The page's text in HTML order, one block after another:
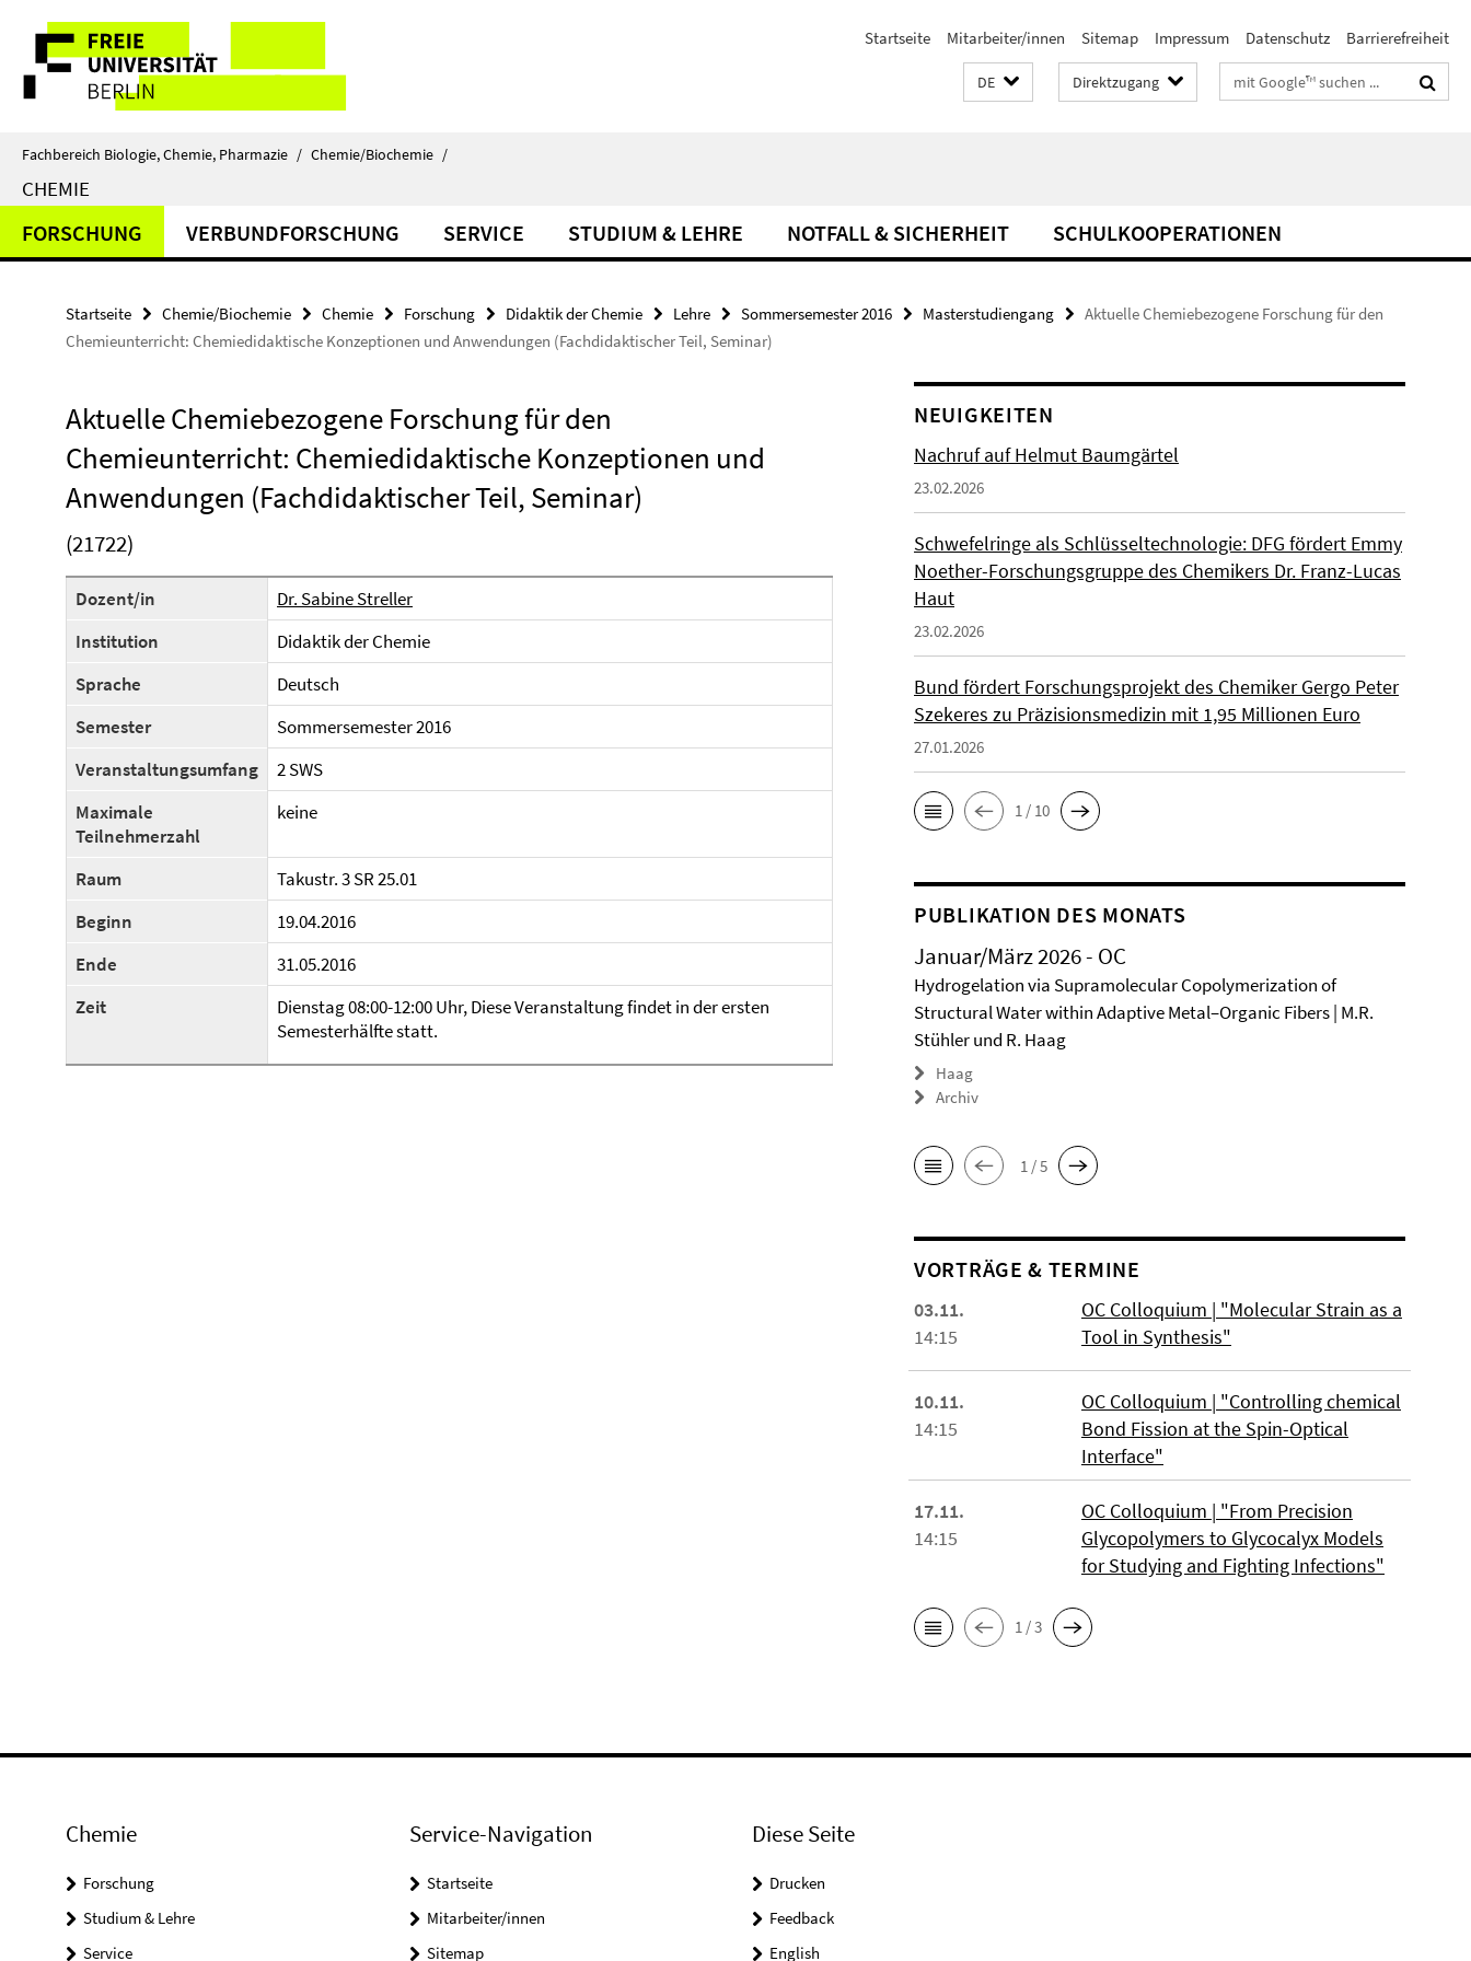
direkt
Inhalt
Service-
Navigation
Startseite Mitarbeiter/innen Sitemap Impressum Datenschutz Barrierefreiheit
DE Direktzugang Suchbegriffe
Fachbereich Biologie, Chemie, Pharmazie / Chemie/Biochemie /
CHEMIE
FORSCHUNG VERBUNDFORSCHUNG SERVICE STUDIUM & LEHRE NOTFALL & SICHERHEIT SCHULKOOPERATIONEN
Startseite Chemie/Biochemie Chemie Forschung Didaktik der Chemie Lehre Sommersemester 2016 Masterstudiengang
Aktuelle Chemiebezogene Forschung für den
Chemieunterricht: Chemiedidaktische Konzeptionen und Anwendungen (Fachdidaktischer Teil, Seminar)
Aktuelle Chemiebezogene Forschung für den
Chemieunterricht: Chemiedidaktische Konzeptionen und
Anwendungen (Fachdidaktischer Teil, Seminar)
(21722)
Dozent/in
Dr. Sabine Streller
Institution
Didaktik der Chemie
Sprache
Deutsch
Semester
Sommersemester 2016
Veranstaltungsumfang
2 SWS
Maximale
Teilnehmerzahl
keine
Raum
Takustr. 3 SR 25.01
Beginn
19.04.2016
Ende
31.05.2016
Zeit
Dienstag 08:00-12:00 Uhr, Diese Veranstaltung findet in der ersten
Semesterhälfte statt.
NEUIGKEITEN
Nachruf auf Helmut Baumgärtel
23.02.2026
Schwefelringe als Schlüsseltechnologie: DFG fördert Emmy
Noether-Forschungsgruppe des Chemikers Dr. Franz-Lucas
Haut
23.02.2026
Bund fördert Forschungsprojekt des Chemiker Gergo Peter
Szekeres zu Präzisionsmedizin mit 1,95 Millionen Euro
27.01.2026
1 / 10
PUBLIKATION DES MONATS
Januar/März 2026 - OC
Hydrogelation via Supramolecular Copolymerization of
Structural Water within Adaptive Metal–Organic Fibers | M.R.
Stühler und R. Haag
Haag
Archiv
1 / 5
VORTRÄGE & TERMINE
03.11.
14:15
OC Colloquium | "Molecular Strain as a
Tool in Synthesis"
10.11.
14:15
OC Colloquium | "Controlling chemical
Bond Fission at the Spin-Optical
Interface"
17.11.
14:15
OC Colloquium | "From Precision
Glycopolymers to Glycocalyx Models
for Studying and Fighting Infections"
1 / 3
Chemie
Forschung
Studium & Lehre
Service
Service-Navigation
Startseite
Mitarbeiter/innen
Sitemap
Diese Seite
Drucken
Feedback
English